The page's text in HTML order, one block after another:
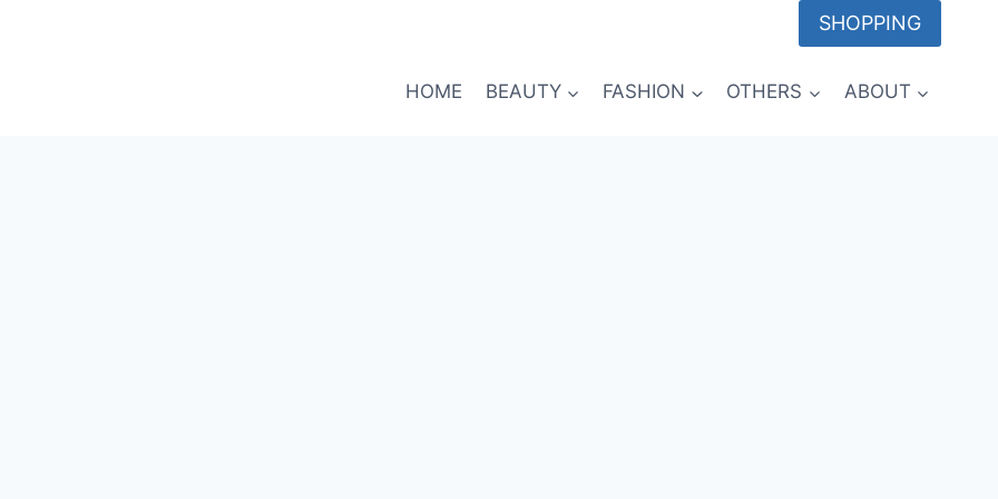
SHOPPING
HOME BEAUTY FASHION OTHERS ABOUT